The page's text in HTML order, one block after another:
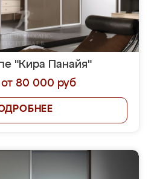
"Кира Панайя"
80 000 руб